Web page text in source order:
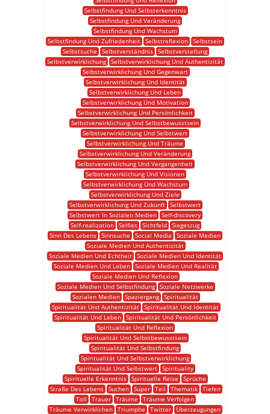
Selbstfindung Und Selbsterkenntnis
Selbstfindung Und Veränderung
Selbstfindung Und Wachstum
Selbstfindung Und Zufriedenheit Selbstreflexion Selbstsein
Selbstsuche
Selbstverständnis Selbstverstellung
Selbstverwirklichung Selbstverwirklichung Und Authentizität
Selbstverwirklichung Und Gegenwart
Selbstverwirklichung Und Identität
Selbstverwirklichung Und Leben
Selbstverwirklichung Und Motivation
Selbstverwirklichung Und Persönlichkeit
Selbstverwirklichung Und Selbstbewusstsein
Selbstverwirklichung Und Selbstwert
Selbstverwirklichung Und Träume
Selbstverwirklichung Und Veränderung
Selbstverwirklichung Und Vergangenheit
Selbstverwirklichung Und Visionen
Selbstverwirklichung Und Wachstum
Selbstverwirklichung Und Ziele
Selbstverwirklichung Und Zukunft Selbstwert
Selbstwert In Sozialen Medien Self-discovery
Self-realization Selfies Sichtfeld Siegeszug
Sinn Des Lebens Sinnsuche Social Media
Soziale Medien
Soziale Medien Und Authentizität
Soziale Medien Und Echtheit Soziale Medien Und Identität
Soziale Medien Und Leben
Soziale Medien Und Realität
Soziale Medien Und Reflexion
Soziale Medien Und Selbstfindung
Soziale Netzwerke
Sozialen Medien
Spaziergang
Spiritualität
Spiritualität Und Authentizität
Spiritualität Und Identität
Spiritualität Und Leben
Spiritualität Und Persönlichkeit
Spiritualität Und Reflexion
Spiritualität Und Selbstbewusstsein
Spiritualität Und Selbstfindung
Spiritualität Und Selbstverwirklichung
Spiritualität Und Selbstwert
Spirituality
Spirituelle Erkenntnis
Spirituelle Reise
Sprüche
Straße Des Lebens
Suchen Super Teil Thematik
Tiefen
Toll
Trauer Träume
Träume Verfolgen
Träume Verwirklichen Triumphe Twitter
Überzeugungen